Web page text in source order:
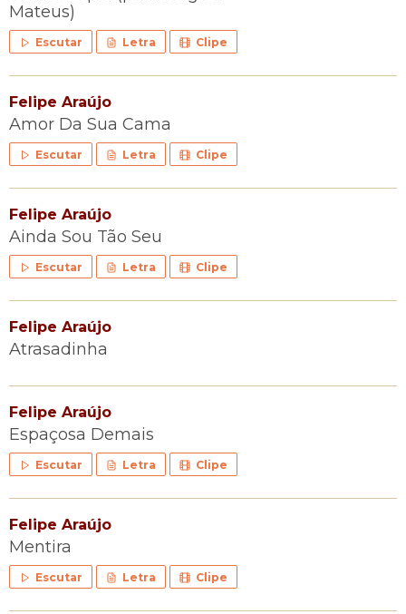
Mateus)
Escutar Letra Clipe
Felipe Araújo
Amor Da Sua Cama
Escutar Letra Clipe
Felipe Araújo
Ainda Sou Tão Seu
Escutar Letra Clipe
Felipe Araújo
Atrasadinha
Felipe Araújo
Espaçosa Demais
Escutar Letra Clipe
Felipe Araújo
Mentira
Escutar Letra Clipe